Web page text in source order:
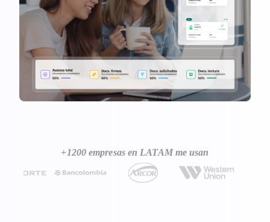
+1200 empresas en LATAM me usan